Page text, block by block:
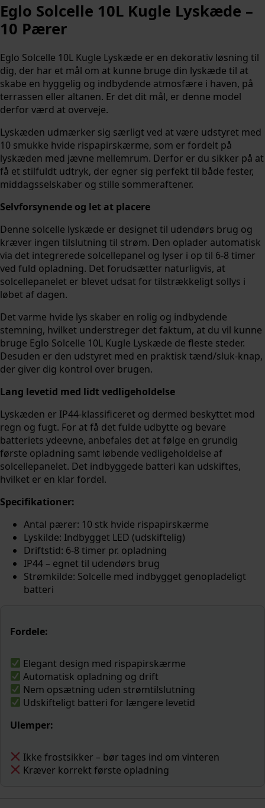
Eglo Solcelle 10L Kugle Lyskæde –
10 Pærer
Eglo Solcelle 10L Kugle Lyskæde er en dekorativ løsning til
dig, der har et mål om at kunne bruge din lyskæde til at
skabe en hyggelig og indbydende atmosfære i haven, på
terrassen eller altanen. Er det dit mål, er denne model
derfor værd at overveje.
Lyskæden udmærker sig særligt ved at være udstyret med
10 smukke hvide rispapirskærme, som er fordelt på
lyskæden med jævne mellemrum. Derfor er du sikker på at
få et stilfuldt udtryk, der egner sig perfekt til både fester,
middagsselskaber og stille sommeraftener.
Selvforsynende og let at placere
Denne solcelle lyskæde er designet til udendørs brug og
kræver ingen tilslutning til strøm. Den oplader automatisk
via det integrerede solcellepanel og lyser i op til 6-8 timer
ved fuld opladning. Det forudsætter naturligvis, at
solcellepanelet er blevet udsat for tilstrækkeligt sollys i
løbet af dagen.
Det varme hvide lys skaber en rolig og indbydende
stemning, hvilket understreger det faktum, at du vil kunne
bruge Eglo Solcelle 10L Kugle Lyskæde de fleste steder.
Desuden er den udstyret med en praktisk tænd/sluk-knap,
der giver dig kontrol over brugen.
Lang levetid med lidt vedligeholdelse
Lyskæden er IP44-klassificeret og dermed beskyttet mod
regn og fugt. For at få det fulde udbytte og bevare
batteriets ydeevne, anbefales det at følge en grundig
første opladning samt løbende vedligeholdelse af
solcellepanelet. Det indbyggede batteri kan udskiftes,
hvilket er en klar fordel.
Specifikationer:
Antal pærer: 10 stk hvide rispapirskærme
Lyskilde: Indbygget LED (udskiftelig)
Driftstid: 6-8 timer pr. opladning
IP44 – egnet til udendørs brug
Strømkilde: Solcelle med indbygget genopladeligt
batteri
Fordele:
Elegant design med rispapirskærme
Automatisk opladning og drift
Nem opsætning uden strømtilslutning
Udskifteligt batteri for længere levetid
Ulemper:
Ikke frostsikker – bør tages ind om vinteren
Kræver korrekt første opladning